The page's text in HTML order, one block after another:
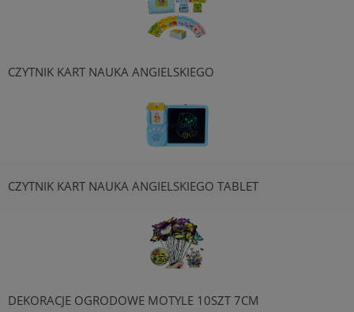
CZYTNIK KART NAUKA ANGIELSKIEGO
CZYTNIK KART NAUKA ANGIELSKIEGO TABLET
DEKORACJE OGRODOWE MOTYLE 10SZT 7CM